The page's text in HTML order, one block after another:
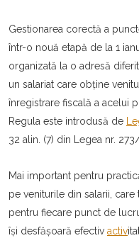
Gestionarea corectă a
într-o nouă etapă de la 1
organizată la o adresă
un salariat care obține
înregistrare fiscală a acelui
Regula este introdusă de
32 alin. (7) din Legea nr.
Mai important pentru
pe veniturile din salarii,
pentru fiecare punct de
își desfășoară efectiv activ